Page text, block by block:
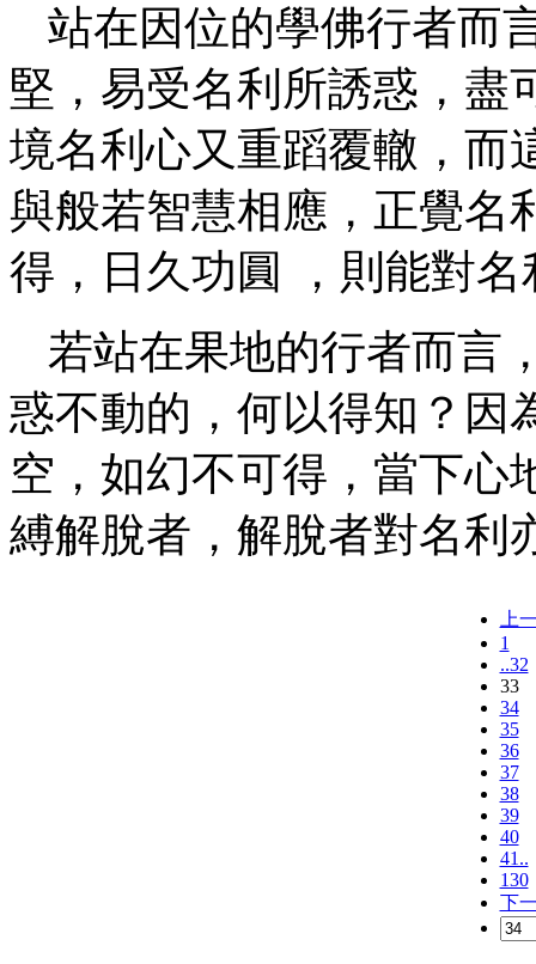
站在因位的學佛行者而
堅，易受名利所誘惑，盡
境名利心又重蹈覆轍，而
與般若智慧相應，正覺名
得，日久功圓 ，則能對
若站在果地的行者而言
惑不動的，何以得知？因
空，如幻不可得，當下心
縛解脫者，解脫者對名利
上
1
..32
33
34
35
36
37
38
39
40
41..
130
下